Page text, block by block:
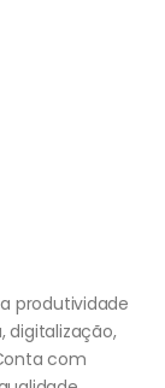
produtividade
digitalização,
com